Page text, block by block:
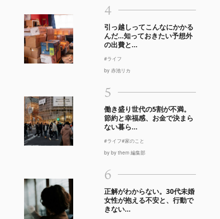
4
引っ越しってこんなにかかる
んだ…知っておきたい予想外
の出費と...
#ライフ
by 赤池リカ
5
働き盛り世代の5割が不満。
節約と幸福感、お金で決まら
ない暮ら...
#ライフ#家のこと
by by them 編集部
6
正解がわからない。30代未婚
女性が抱える不安と、行動で
きない...